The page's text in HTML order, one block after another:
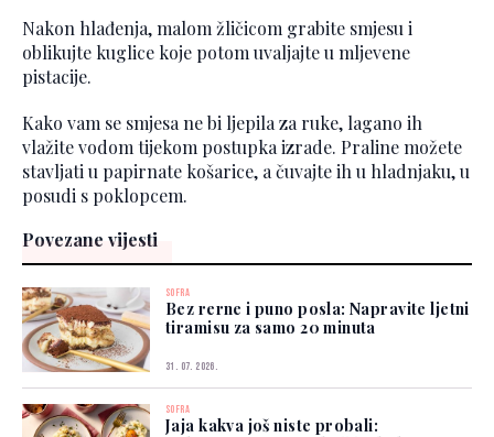
Nakon hlađenja, malom žličicom grabite smjesu i
oblikujte kuglice koje potom uvaljajte u mljevene
pistacije.
Kako vam se smjesa ne bi ljepila za ruke, lagano ih
vlažite vodom tijekom postupka izrade. Praline možete
stavljati u papirnate košarice, a čuvajte ih u hladnjaku, u
posudi s poklopcem.
Povezane vijesti
SOFRA
Bez rerne i puno posla: Napravite ljetni
tiramisu za samo 20 minuta
31. 07. 2026.
SOFRA
Jaja kakva još niste probali: